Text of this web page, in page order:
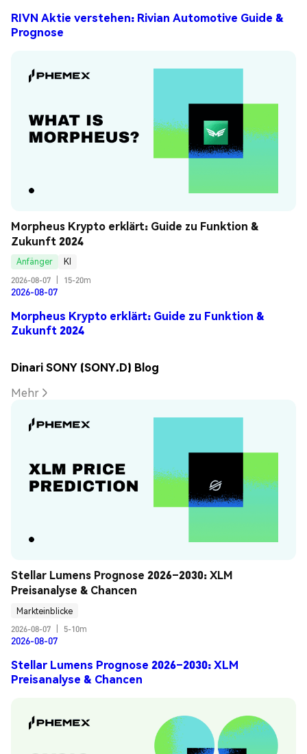
RIVN Aktie verstehen: Rivian Automotive Guide &
Prognose
Morpheus Krypto erklärt: Guide zu Funktion &
Zukunft 2024
Anfänger
KI
2026-08-07
15-20m
2026-08-07
Morpheus Krypto erklärt: Guide zu Funktion &
Zukunft 2024
Dinari SONY (SONY.D) Blog
Mehr
Stellar Lumens Prognose 2026–2030: XLM
Preisanalyse & Chancen
Markteinblicke
2026-08-07
5-10m
2026-08-07
Stellar Lumens Prognose 2026–2030: XLM
Preisanalyse & Chancen